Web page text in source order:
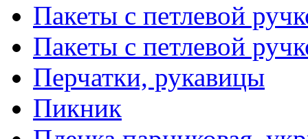
Пакеты с петлевой
Пакеты с петлевой
Перчатки, рукавицы
Пикник